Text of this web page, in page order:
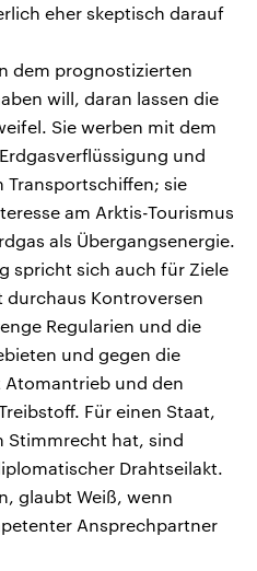
eher skeptisch darauf
dem prognostizierten
will, daran lassen die
Sie werben mit dem
und
Transportschiffen; sie
am Arktis-Tourismus
als Übergangsenergie.
spricht sich auch für Ziele
durchaus Kontroversen
Regularien und die
und gegen die
und den
Für einen Staat,
Stimmrecht hat, sind
Drahtseilakt.
glaubt Weiß, wenn
Ansprechpartner